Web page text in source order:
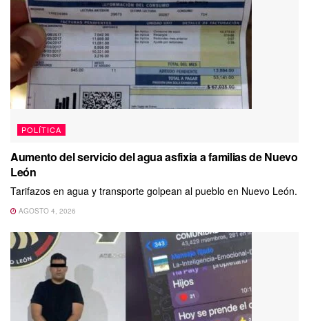
POLÍTICA
Aumento del servicio del agua asfixia a familias de Nuevo
León
Tarifazos en agua y transporte golpean al pueblo en Nuevo León.
AGOSTO 4, 2026